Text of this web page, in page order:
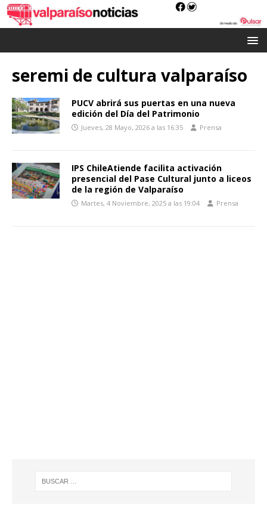
seremi de cultura valparaíso
PUCV abrirá sus puertas en una nueva
edición del Día del Patrimonio
Jueves, 28 Mayo, 2026 a las 16:35 Prensa
IPS ChileAtiende facilita activación
presencial del Pase Cultural junto a liceos
de la región de Valparaíso
Martes, 4 Noviembre, 2025 a las 19:04 Prensa